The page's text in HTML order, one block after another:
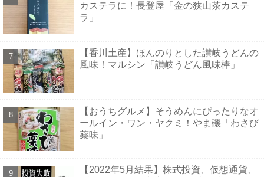
カステラに！長登屋「金の狭山茶カステ
ラ」
【香川土産】ほんのりとした讃岐うどんの
風味！マルシン「讃岐うどん風味棒」
【おうちグルメ】そうめんにぴったりなオ
ールイン・ワン・ヤクミ！やま磯「わさび
薬味」
【2022年5月結果】株式投資、仮想通貨、